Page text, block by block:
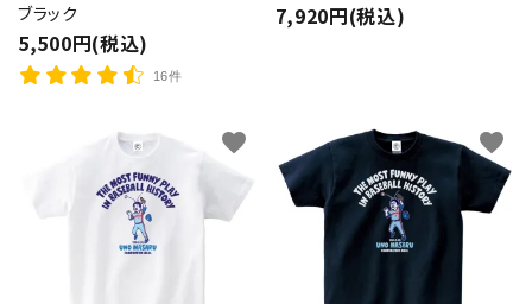
ブラック
5,500円(税込)
16件
7,920円(税込)
favorite favorite